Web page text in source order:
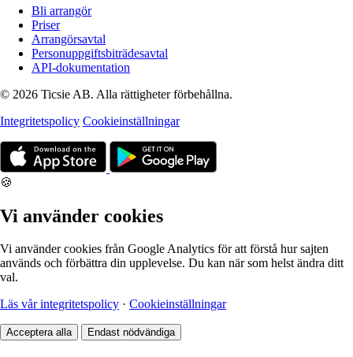
Bli arrangör
Priser
Arrangörsavtal
Personuppgiftsbiträdesavtal
API-dokumentation
© 2026 Ticsie AB. Alla rättigheter förbehållna.
Integritetspolicy Cookieinställningar
🍪
Vi använder cookies
Vi använder cookies från Google Analytics för att förstå hur sajten
används och förbättra din upplevelse. Du kan när som helst ändra ditt
val.
Läs vår integritetspolicy · Cookieinställningar
Acceptera alla Endast nödvändiga